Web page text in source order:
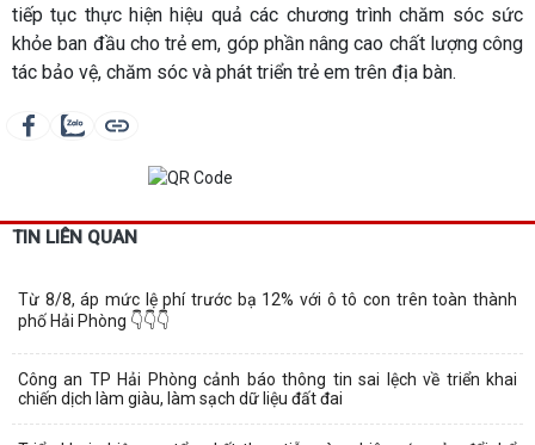
tiếp tục thực hiện hiệu quả các chương trình chăm sóc sức
khỏe ban đầu cho trẻ em, góp phần nâng cao chất lượng công
tác bảo vệ, chăm sóc và phát triển trẻ em trên địa bàn.
TIN LIÊN QUAN
Từ 8/8, áp mức lệ phí trước bạ 12% với ô tô con trên toàn thành
phố Hải Phòng 👇👇👇
Công an TP Hải Phòng cảnh báo thông tin sai lệch về triển khai
chiến dịch làm giàu, làm sạch dữ liệu đất đai